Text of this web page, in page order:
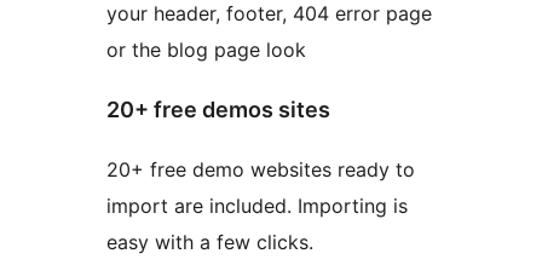
your header, footer, 404 error page
or the blog page look
20+ free demos sites
20+ free demo websites ready to
import are included. Importing is
easy with a few clicks.